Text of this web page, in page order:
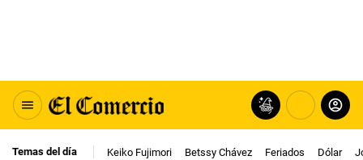
Temas del día Keiko Fujimori Betssy Chávez Feriados Dólar